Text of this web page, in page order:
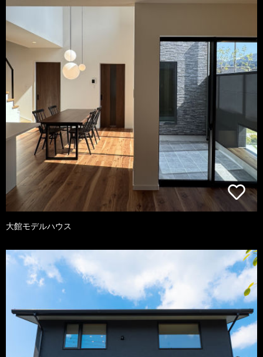
大館モデルハウス